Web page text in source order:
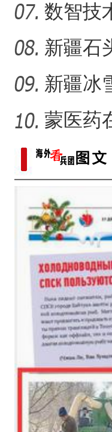
数智技
走“新”
新疆石
一画乐
新疆冰
行？
蒙医药